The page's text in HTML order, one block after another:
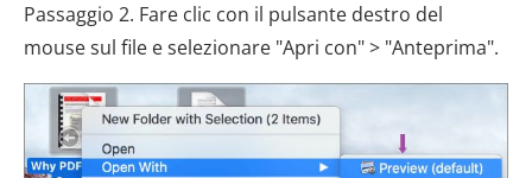
Passaggio 2. Fare clic con il pulsante destro del
mouse sul file e selezionare "Apri con" > "Anteprima".